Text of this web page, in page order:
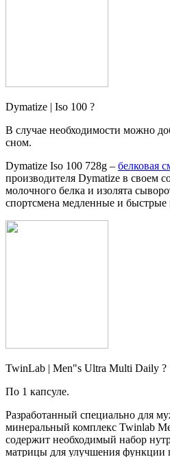
Dymatize | Iso 100 ?
В случае необходимости можно
сном.
Dymatize Iso 100 728g – белковая
производителя Dymatize в своем
молочного белка и изолята
спортсмена медленные и быстрые
TwinLab | Men"s Ultra Multi Daily ?
По 1 капсуле.
Разработанный специально для
минеральный комплекс Twinlab
содержит необходимый набор
матрицы для улучшения функции